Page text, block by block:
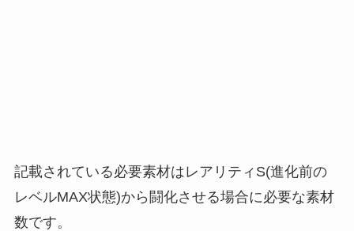
記載されている必要素材はレアリティS(進化前の
レベルMAX状態)から闘化させる場合に必要な素材
数です。